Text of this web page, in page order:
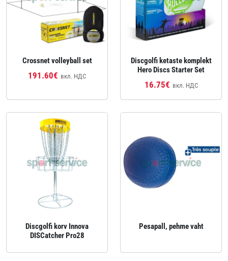
Crossnet volleyball set
191.60€ вкл. НДС
Discgolfi ketaste komplekt
Hero Discs Starter Set
16.75€ вкл. НДС
Discgolfi korv Innova
DISCatcher Pro28
Pesapall, pehme vaht